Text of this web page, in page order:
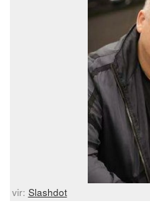
vir: Slashdot